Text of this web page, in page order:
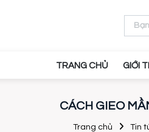
TRANG CHỦ GIỚI
CÁCH GIEO
Trang chủ Tin